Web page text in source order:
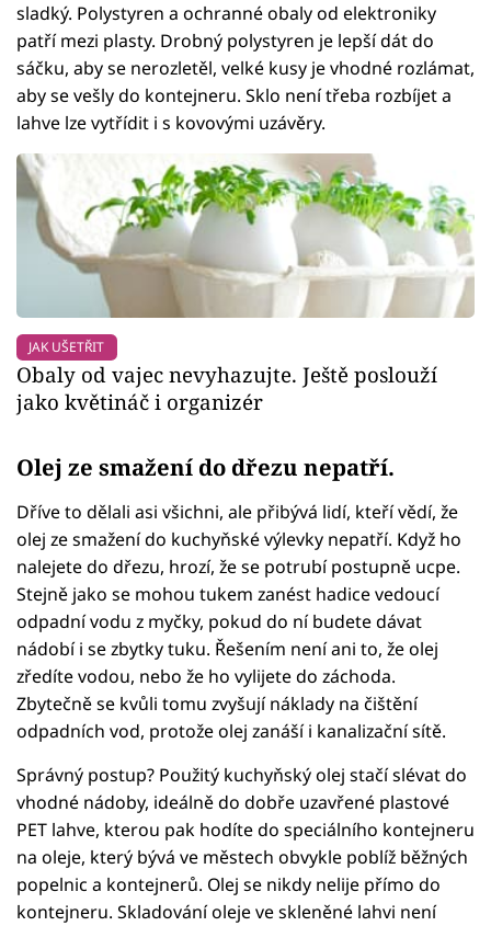
sladký. Polystyren a ochranné obaly od elektroniky
patří mezi plasty. Drobný polystyren je lepší dát do
sáčku, aby se nerozletěl, velké kusy je vhodné rozlámat,
aby se vešly do kontejneru. Sklo není třeba rozbíjet a
lahve lze vytřídit i s kovovými uzávěry.
JAK UŠETŘIT
Obaly od vajec nevyhazujte. Ještě poslouží
jako květináč i organizér
Olej ze smažení do dřezu nepatří.
Dříve to dělali asi všichni, ale přibývá lidí, kteří vědí, že
olej ze smažení do kuchyňské výlevky nepatří. Když ho
nalejete do dřezu, hrozí, že se potrubí postupně ucpe.
Stejně jako se mohou tukem zanést hadice vedoucí
odpadní vodu z myčky, pokud do ní budete dávat
nádobí i se zbytky tuku. Řešením není ani to, že olej
zředíte vodou, nebo že ho vylijete do záchoda.
Zbytečně se kvůli tomu zvyšují náklady na čištění
odpadních vod, protože olej zanáší i kanalizační sítě.
Správný postup? Použitý kuchyňský olej stačí slévat do
vhodné nádoby, ideálně do dobře uzavřené plastové
PET lahve, kterou pak hodíte do speciálního kontejneru
na oleje, který bývá ve městech obvykle poblíž běžných
popelnic a kontejnerů. Olej se nikdy nelije přímo do
kontejneru. Skladování oleje ve skleněné lahvi není